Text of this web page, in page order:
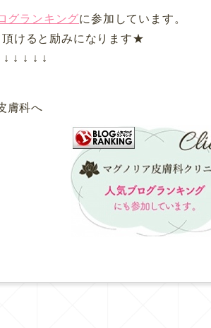
グランキングに参加しています。
けると励みになります★
↓ ↓ ↓ ↓ ↓